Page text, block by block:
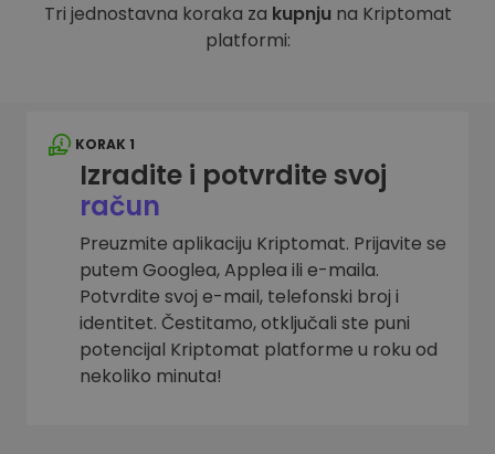
Tri jednostavna koraka za kupnju na Kriptomat
platformi:
KORAK 1
Izradite i potvrdite svoj
račun
Preuzmite aplikaciju Kriptomat. Prijavite se
putem Googlea, Applea ili e-maila.
Potvrdite svoj e-mail, telefonski broj i
identitet. Čestitamo, otključali ste puni
potencijal Kriptomat platforme u roku od
nekoliko minuta!